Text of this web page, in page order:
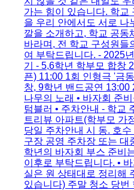
가는 힘이 있습니다. 학교
을 우리 안에서도 서로 나
깔을 소개하고, 학교 공동
바라며, 전 학교 구성원들
여 부탁드립니다. - 2025
기 - 5,6학년 학부모 합창
픈) 11:00 1회 인형극 '금
창, 9학년 밴드공연
나무의 노래 • 바자회 준
텀블러 • 주차안내 - 학교
트리뷰 아파트(학부모 가
당일 주차안내 시 동. 호
구장 공영 주차장 또는 대
학년의 바자회 부스 준비
이후로 부탁드립니다. •
실은 원 상태대로 정리해
있습니다) 주말 청소 당번